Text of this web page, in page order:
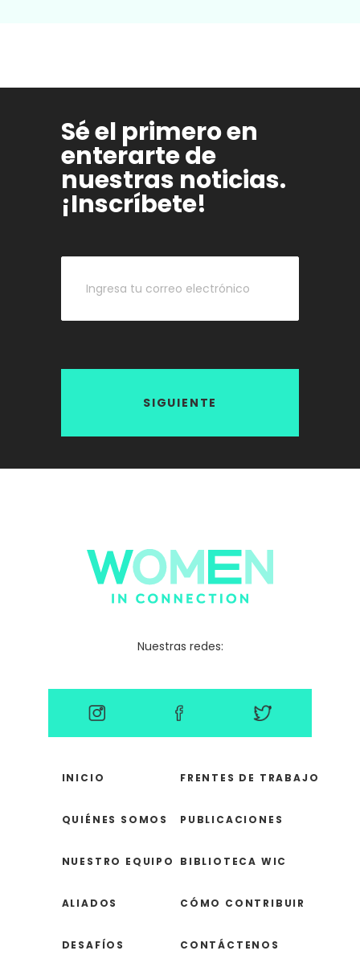
Sé el primero en
enterarte de
nuestras noticias.
¡Inscríbete!
SIGUIENTE
Nuestras redes:
INICIO
QUIÉNES SOMOS
NUESTRO EQUIPO
ALIADOS
DESAFÍOS
FRENTES DE TRABAJO
PUBLICACIONES
BIBLIOTECA WIC
CÓMO CONTRIBUIR
CONTÁCTENOS